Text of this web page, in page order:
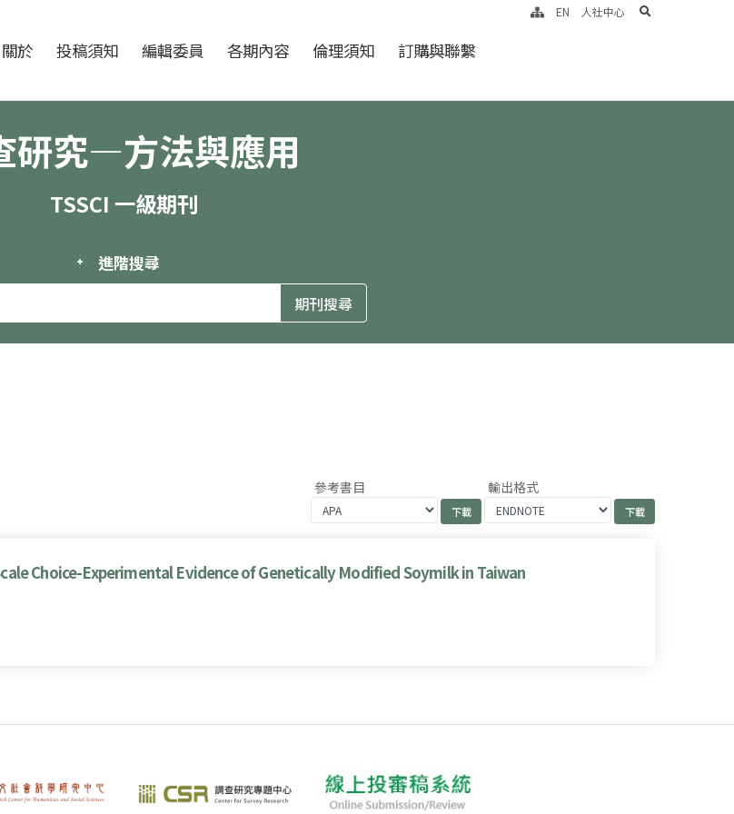
關於 投稿須知 編輯委員 各期內容 倫理須知 訂購與聯繫
EN 人社中心 search
研究—方法與應用
TSSCI 一級期刊
進階搜尋
參考書目 輸出格式
Choice-Experimental Evidence of Genetically Modified Soymilk in Taiwan